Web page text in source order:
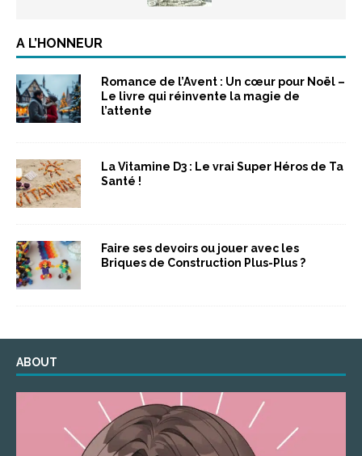
A L’HONNEUR
Romance de l’Avent : Un cœur pour Noël –
Le livre qui réinvente la magie de
l’attente
La Vitamine D3 : Le vrai Super Héros de Ta
Santé !
Faire ses devoirs ou jouer avec les
Briques de Construction Plus-Plus ?
ABOUT